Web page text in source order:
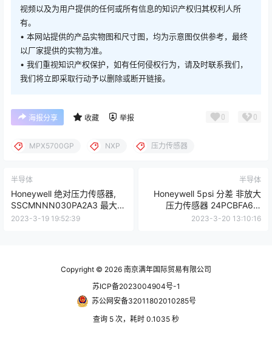
视频以及为用户提供的任何或所有信息的知识产权归其权利人所
有。
• 本网站提供的产品实物图和尺寸图，均为示意图仅供参考，最终
以厂家提供的实物为准。
• 我们重视知识产权保护，如有任何侵权行为，请及时联系我们，
我们将立即采取行动予以删除或断开链接。
海报分享 收藏 举报 0 0
MPX5700GP NXP 压力传感器
半导体
Honeywell 绝对压力传感器,
SSCMNNN030PA2A3 最大工
作30psi, 最大过载60psi
2023-3-19 19:52:39
半导体
Honeywell 5psi 分差 非放大
压力传感器 24PCBFA6D,
0.2%精确度, 85 → 145 mV输
2023-3-20 13:10:16
Copyright © 2026 南京满年国际贸易有限公司
苏ICP备2023004904号-1
苏公网安备32011802010285号
查询 5 次，耗时 0.1035 秒